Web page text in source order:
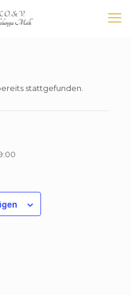
stattgefunden.